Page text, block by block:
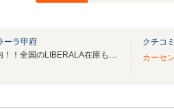
ーラ甲府
無料電話は24時間ご案内！！全国のLIBERALA在庫も見たい方は一括照会が可能です！
クチコ
カーセ